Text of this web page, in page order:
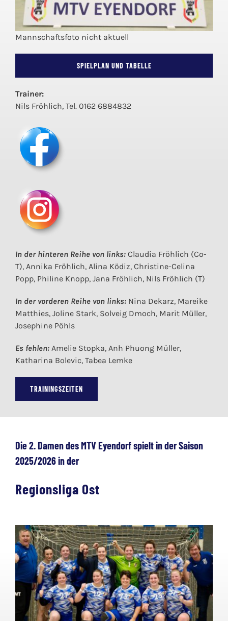
Mannschaftsfoto nicht aktuell
SPIELPLAN UND TABELLE
Trainer:
Nils Fröhlich, Tel. 0162 6884832
In der hinteren Reihe von links: Claudia Fröhlich (Co-
T), Annika Fröhlich, Alina Ködiz, Christine-Celina
Popp, Philine Knopp, Jana Fröhlich, Nils Fröhlich (T)
In der vorderen Reihe von links: Nina Dekarz, Mareike
Matthies, Joline Stark, Solveig Dmoch, Marit Müller,
Josephine Pöhls
Es fehlen: Amelie Stopka, Anh Phuong Müller,
Katharina Bolevic, Tabea Lemke
TRAININGSZEITEN
Die 2. Damen des MTV Eyendorf spielt in der Saison
2025/2026 in der
Regionsliga Ost